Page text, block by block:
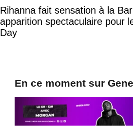
Rihanna fait sensation à la
apparition spectaculaire pour
Day
En ce moment sur